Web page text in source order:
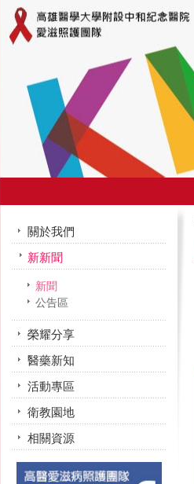
關於我們
新新聞
新聞
公告區
榮耀分享
醫藥新知
活動專區
衛教園地
相關資源